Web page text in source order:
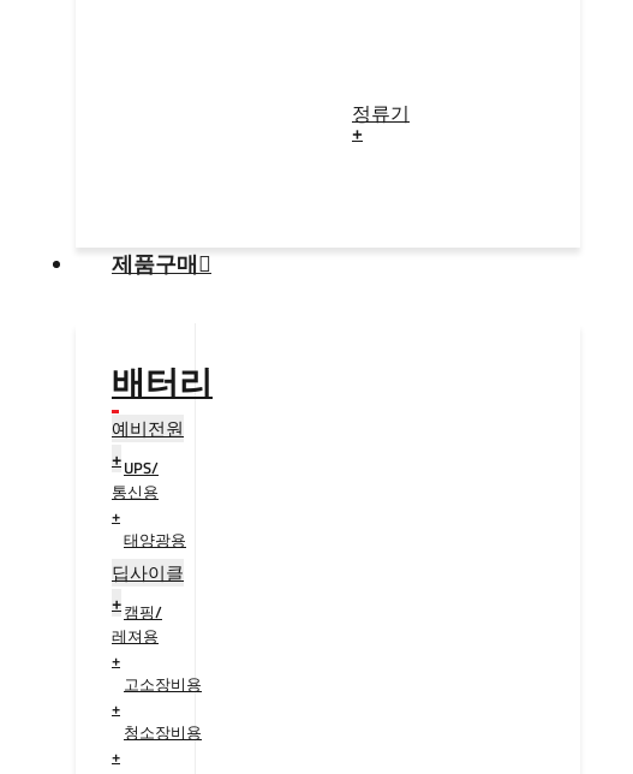
정류기
+
제품구매
배터리
예비전원
+UPS/
통신용
+
태양광용
+
딥사이클
+캠핑/
레져용
+
고소장비용
+
청소장비용
+